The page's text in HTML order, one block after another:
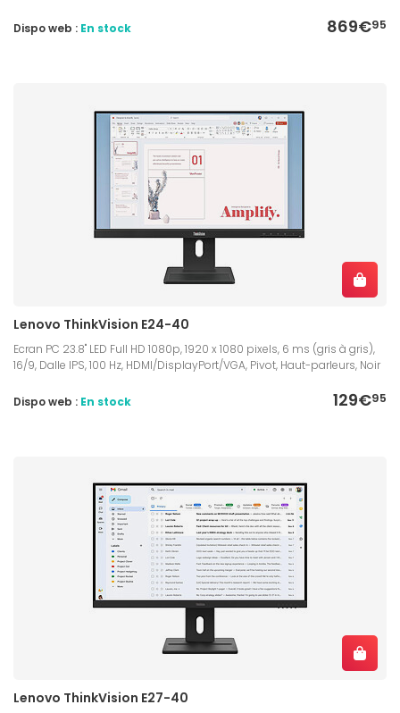
869€95
Dispo web : En stock
Lenovo ThinkVision E24-40
Ecran PC 23.8" LED Full HD 1080p, 1920 x 1080 pixels, 6 ms (gris à gris),
16/9, Dalle IPS, 100 Hz, HDMI/DisplayPort/VGA, Pivot, Haut-parleurs, Noir
129€95
Dispo web : En stock
Lenovo ThinkVision E27-40